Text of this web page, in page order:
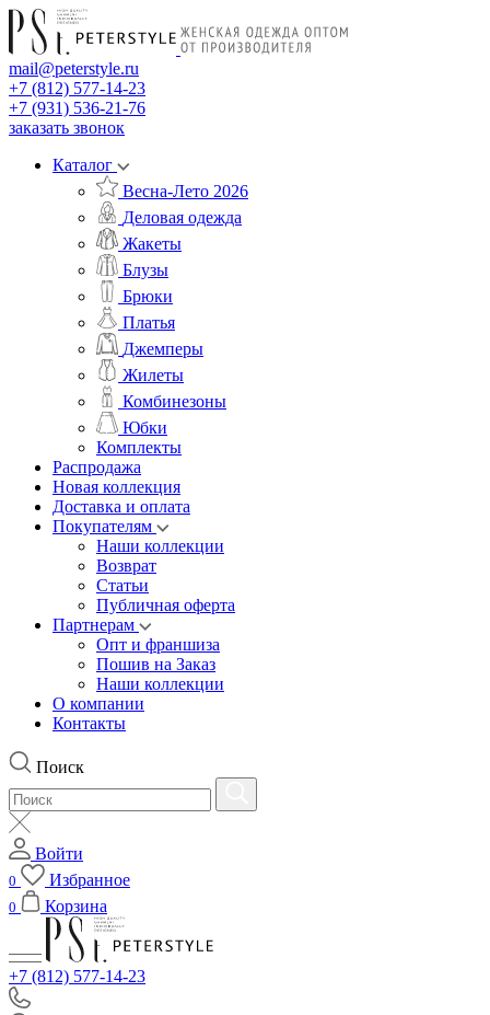
mail@peterstyle.ru
+7 (812) 577-14-23
+7 (931) 536-21-76
заказать звонок
Каталог
Весна-Лето 2026
Деловая одежда
Жакеты
Блузы
Брюки
Платья
Джемперы
Жилеты
Комбинезоны
Юбки
Комплекты
Распродажа
Новая коллекция
Доставка и оплата
Покупателям
Наши коллекции
Возврат
Статьи
Публичная оферта
Партнерам
Опт и франшиза
Пошив на Заказ
Наши коллекции
О компании
Контакты
Поиск
Войти
0 Избранное
0 Корзина
+7 (812) 577-14-23